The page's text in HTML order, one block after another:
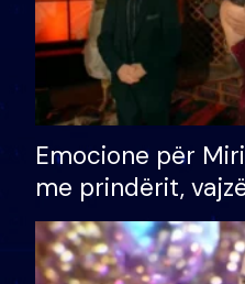
Emocione për
me prindërit,
bashkëshorten:
divorci apo jo?